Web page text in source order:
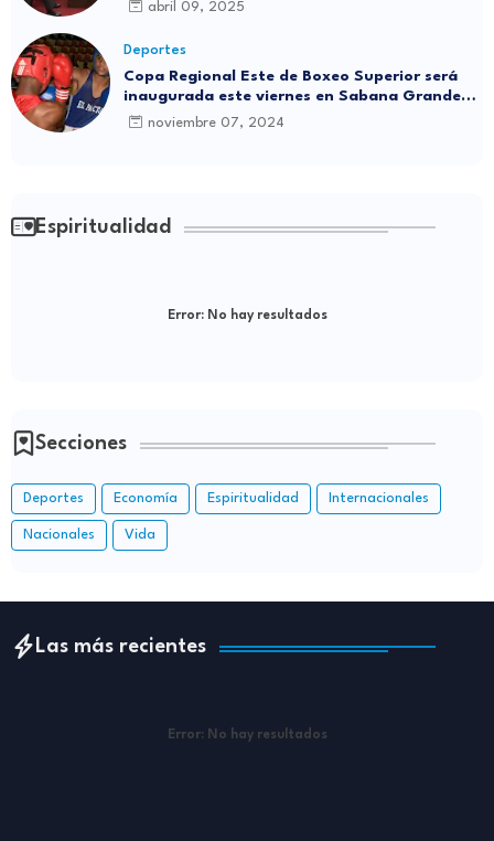
abril 09, 2025
Deportes
Copa Regional Este de Boxeo Superior será
inaugurada este viernes en Sabana Grande
de Boyá
noviembre 07, 2024
Espiritualidad
Error:No hay resultados
Secciones
Deportes Economía Espiritualidad Internacionales
Nacionales Vida
Las más recientes
Error: No hay resultados